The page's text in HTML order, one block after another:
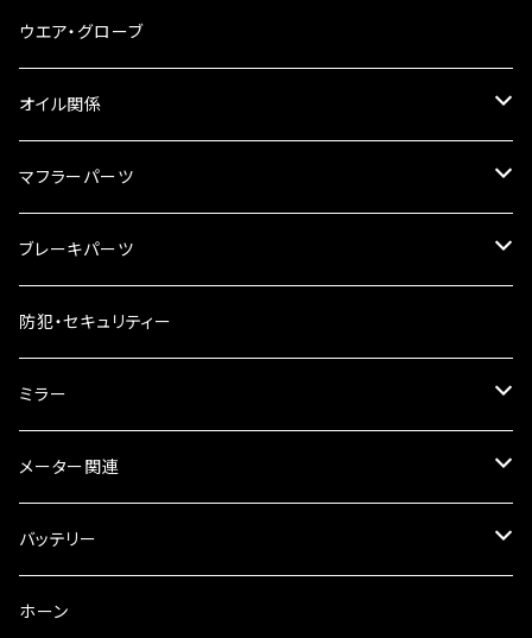
スマホホルダー
サイドバッグサポート
リアBOX
ハードケース
電装系
タンク本体
タンクキャップ
タンクシール
ケミカル
ウエア・グローブ
オイル関係
4スト用エンジンオイル
2スト用エンジンオイル
ギアオイル
オイルクーラー
ラジエーター
フォークオイル
マフラーパーツ
マフラーガード
バンテージタイプ
スリップオン
サイレンサー
ブレーキパーツ
ブレーキシュー
ブレーキパット
ブレーキオイル
その他
防犯・セキュリティー
ミラー
ミラー本体
ミラーアダプター
ミラーその他
メーター関連
スピードメーター
タコメーター
バッテリー
バッテリー充電器
ホーン